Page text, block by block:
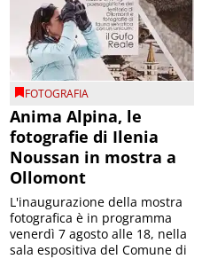
FOTOGRAFIA
Anima Alpina, le
fotografie di Ilenia
Noussan in mostra a
Ollomont
L'inaugurazione della mostra
fotografica è in programma
venerdì 7 agosto alle 18, nella
sala espositiva del Comune di